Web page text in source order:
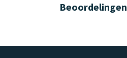
Beoordelingen